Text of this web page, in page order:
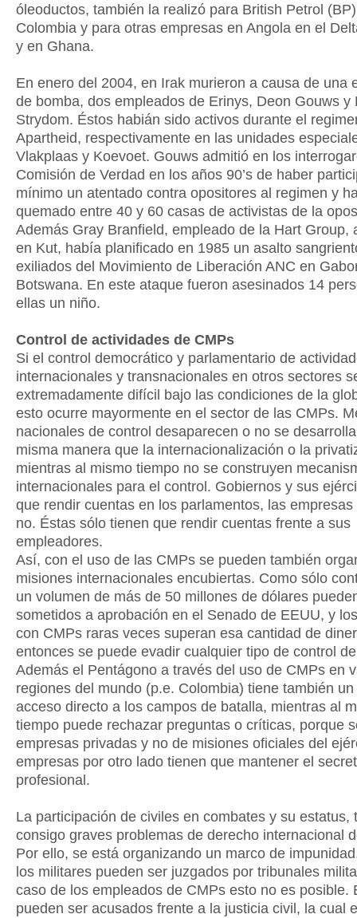
óleoductos, también la realizó para British Petrol
Colombia y para otras empresas en Angola en el
y en Ghana.
En enero del 2004, en Irak murieron a causa de una
de bomba, dos empleados de Erinys, Deon Gouws y
Strydom. Éstos habián sido activos durante el
Apartheid, respectivamente en las unidades
Vlakplaas y Koevoet. Gouws admitió en los
Comisión de Verdad en los años 90’s de haber
mínimo un atentado contra opositores al regimen y
quemado entre 40 y 60 casas de activistas de la
Además Gray Branfield, empleado de la Hart Group,
en Kut, había planificado en 1985 un asalto
exiliados del Movimiento de Liberación ANC en
Botswana. En este ataque fueron asesinados 14
ellas un niño.
Control de actividades de CMPs
Si el control democrático y parlamentario de
internacionales y transnacionales en otros sectores
extremadamente difícil bajo las condiciones de la
esto ocurre mayormente en el sector de las CMPs.
nacionales de control desaparecen o no se
misma manera que la internacionalización o la
mientras al mismo tiempo no se construyen
internacionales para el control. Gobiernos y sus
que rendir cuentas en los parlamentos, las empresas
no. Éstas sólo tienen que rendir cuentas frente a sus
empleadores.
Así, con el uso de las CMPs se pueden también
misiones internacionales encubiertas. Como sólo
un volumen de más de 50 millones de dólares
sometidos a aprobación en el Senado de EEUU, y
con CMPs raras veces superan esa cantidad de
entonces se puede evadir cualquier tipo de control
Además el Pentágono a través del uso de CMPs en
regiones del mundo (p.e. Colombia) tiene también
acceso directo a los campos de batalla, mientras al
tiempo puede rechazar preguntas o críticas, porque
empresas privadas y no de misiones oficiales del
empresas por otro lado tienen que mantener el
profesional.
La participación de civiles en combates y su estatus,
consigo graves problemas de derecho internacional
Por ello, se está organizando un marco de
los militares pueden ser juzgados por tribunales
caso de los empleados de CMPs esto no es posible.
pueden ser acusados frente a la justicia civil, la cual